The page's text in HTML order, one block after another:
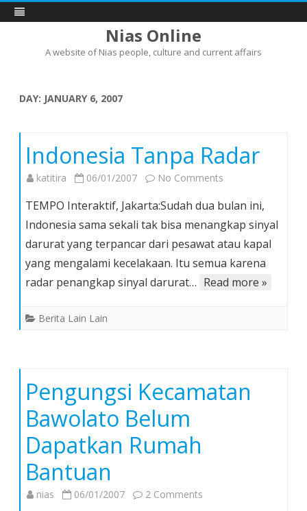
Nias Online
A website of Nias people, culture and current affairs
DAY: JANUARY 6, 2007
Indonesia Tanpa Radar
katitira 06/01/2007 No Comments
Tanpa
Radar
TEMPO Interaktif, Jakarta:Sudah dua bulan ini,
Indonesia sama sekali tak bisa menangkap sinyal
darurat yang terpancar dari pesawat atau kapal
yang mengalami kecelakaan. Itu semua karena
radar penangkap sinyal darurat… Read more »
Berita Lain Lain
Pengungsi Kecamatan
Bawolato Belum
Dapatkan Rumah
Bantuan
nias 06/01/2007 2 Comments